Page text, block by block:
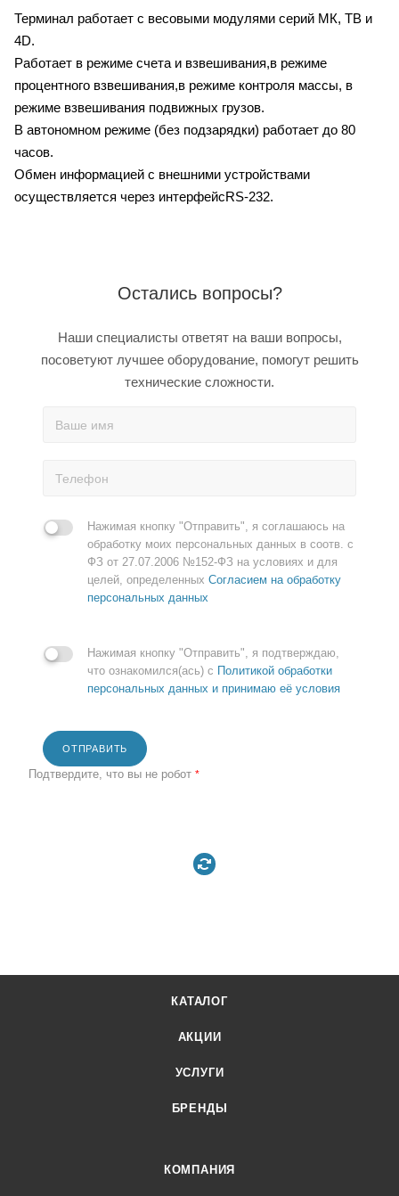
Терминал работает с весовыми модулями серий МК, ТВ и
4D.
Работает в режиме счета и взвешивания,в режиме
процентного взвешивания,в режиме контроля массы, в
режиме взвешивания подвижных грузов.
В автономном режиме (без подзарядки) работает до 80
часов.
Обмен информацией с внешними устройствами
осуществляется через интерфейсRS-232.
Остались вопросы?
Наши специалисты ответят на ваши вопросы,
посоветуют лучшее оборудование, помогут решить
технические сложности.
Нажимая кнопку "Отправить", я соглашаюсь на
обработку моих персональных данных в соотв. с
ФЗ от 27.07.2006 №152-ФЗ на условиях и для
целей, определенных Согласием на обработку
персональных данных
Нажимая кнопку "Отправить", я подтверждаю,
что ознакомился(ась) с Политикой обработки
персональных данных и принимаю её условия
ОТПРАВИТЬ
Подтвердите, что вы не робот *
КАТАЛОГ
АКЦИИ
УСЛУГИ
БРЕНДЫ
КОМПАНИЯ